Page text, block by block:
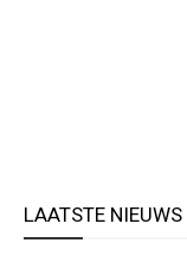
LAATSTE NIEUWS